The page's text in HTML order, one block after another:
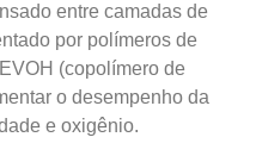
entre camadas de
por polímeros de
(copolímero de
o desempenho da
e oxigênio.